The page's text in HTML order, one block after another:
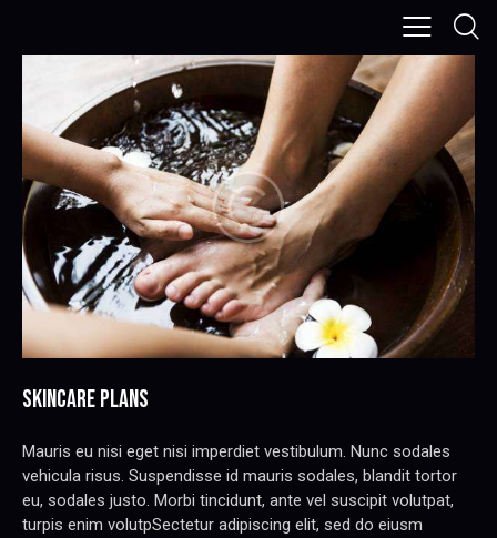
SKINCARE PLANS
Mauris eu nisi eget nisi imperdiet vestibulum. Nunc sodales
vehicula risus. Suspendisse id mauris sodales, blandit tortor
eu, sodales justo. Morbi tincidunt, ante vel suscipit volutpat,
turpis enim volutpSectetur adipiscing elit, sed do eiusm